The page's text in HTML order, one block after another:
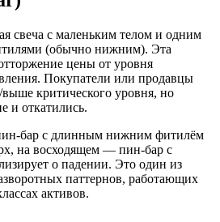
свеча с маленьким телом и одним
(обычно нижним). Эта
цены от уровня
Покупатели или продавцы
критического уровня, но
и откатились.
бар с длинным нижним фитилём
на восходящем — пин-бар с
о падении. Это один из
паттернов, работающих
активов.